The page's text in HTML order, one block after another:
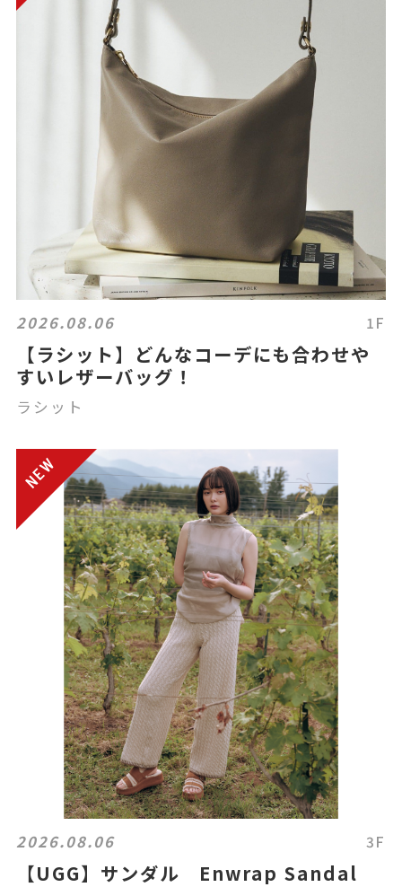
2026.08.06 1F
【ラシット】どんなコーデにも合わせや
すいレザーバッグ！
ラシット
2026.08.06 3F
【UGG】サンダル Enwrap Sandal